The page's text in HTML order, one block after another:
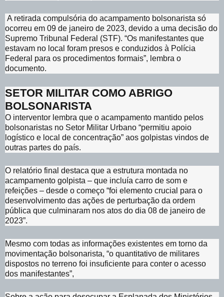
A retirada compulsória do acampamento bolsonarista só
ocorreu em 09 de janeiro de 2023, devido a uma decisão do
Supremo Tribunal Federal (STF). “Os manifestantes que
estavam no local foram presos e conduzidos à Polícia
Federal para os procedimentos formais”, lembra o
documento.
SETOR MILITAR COMO ABRIGO
BOLSONARISTA
O interventor lembra que o acampamento mantido pelos
bolsonaristas no Setor Militar Urbano “permitiu apoio
logístico e local de concentração” aos golpistas vindos de
outras partes do país.
O relatório final destaca que a estrutura montada no
acampamento golpista – que incluía carro de som e
refeições – desde o começo “foi elemento crucial para o
desenvolvimento das ações de perturbação da ordem
pública que culminaram nos atos do dia 08 de janeiro de
2023”.
Mesmo com todas as informações existentes em torno da
movimentação bolsonarista, “o quantitativo de militares
dispostos no terreno foi insuficiente para conter o acesso
dos manifestantes”,